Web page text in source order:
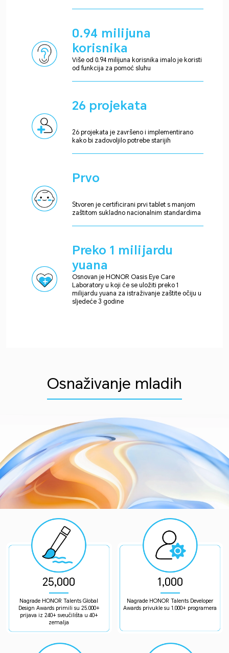
0.94 milijuna
korisnika
Više od 0.94 milijuna korisnika imalo je koristi
od funkcija za pomoć sluhu
26 projekata
26 projekata je završeno i implementirano
kako bi zadovoljilo potrebe starijih
Prvo
Stvoren je certificirani prvi tablet s manjom
zaštitom sukladno nacionalnim standardima
Preko 1 milijardu
yuana
Osnovan je HONOR Oasis Eye Care
Laboratory u koji će se uložiti preko 1
milijardu yuana za istraživanje zaštite očiju u
sljedeće 3 godine
Osnaživanje mladih
25,000
Nagrade HONOR Talents Global
Design Awards primili su 25.000+
prijava iz 240+ sveučilišta u 40+
zemalja
1,000
Nagrade HONOR Talents Developer
Awards privukle su 1.000+ programera